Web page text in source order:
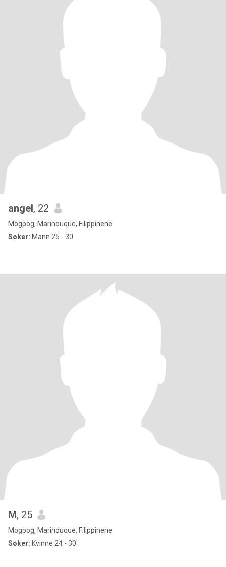
angel, 22
Mogpog, Marinduque, Filippinene
Søker: Mann 25 - 30
M, 25
Mogpog, Marinduque, Filippinene
Søker: Kvinne 24 - 30